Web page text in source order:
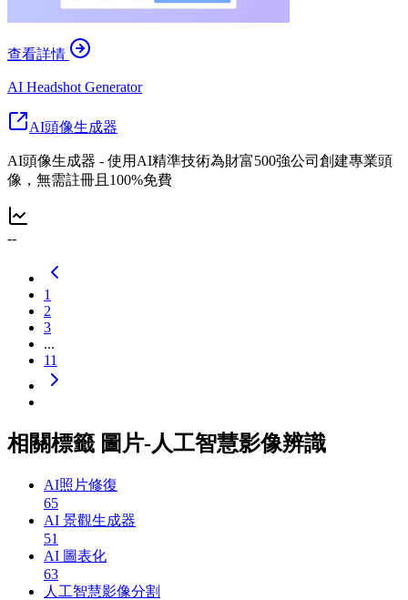
查看詳情
AI Headshot Generator
AI頭像生成器
AI頭像生成器 - 使用AI精準技術為財富500強公司創建專業頭
像，無需註冊且100%免費
--
1
2
3
...
11
相關標籤 圖片-人工智慧影像辨識
AI照片修復
65
AI 景觀生成器
51
AI 圖表化
63
人工智慧影像分割